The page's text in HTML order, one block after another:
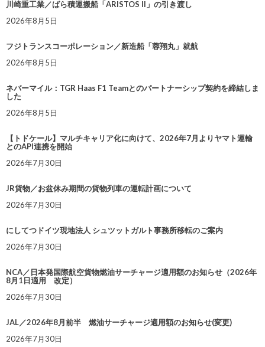
川崎重工業／ばら積運搬船「ARISTOS II」の引き渡し
2026年8月5日
フジトランスコーポレーション／新造船「蓉翔丸」就航
2026年8月5日
ネバーマイル：TGR Haas F1 Teamとのパートナーシップ契約を締結しま
した
2026年8月5日
【トドケール】マルチキャリア化に向けて、2026年7月よりヤマト運輸
とのAPI連携を開始
2026年7月30日
JR貨物／お盆休み期間の貨物列車の運転計画について
2026年7月30日
にしてつドイツ現地法人 シュツットガルト事務所移転のご案内
2026年7月30日
NCA／日本発国際航空貨物燃油サーチャージ適用額のお知らせ（2026年
8月1日適用 改定）
2026年7月30日
JAL／2026年8月前半 燃油サーチャージ適用額のお知らせ(変更)
2026年7月30日